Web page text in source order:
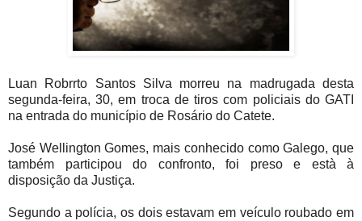
Luan Robrrto Santos Silva morreu na madrugada desta
segunda-feira, 30, em troca de tiros com policiais do GATI
na entrada do município de Rosário do Catete.
José Wellington Gomes, mais conhecido como Galego, que
também participou do confronto, foi preso e està à
disposição da Justiça.
Segundo a polícia, os dois estavam em veículo roubado em